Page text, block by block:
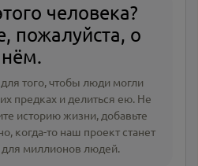
человека?
пожалуйста, о
нём.
того, чтобы люди могли
предках и делиться ею. Не
историю жизни, добавьте
когда-то наш проект станет
для миллионов людей.